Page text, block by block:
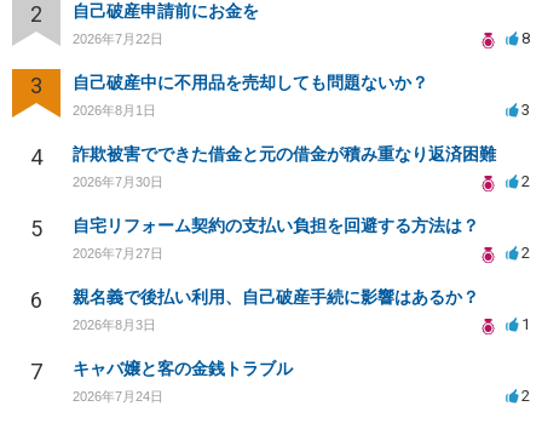
2 自己破産申請前にお金を
2026年7月22日 8
3 自己破産中に不用品を売却しても問題ないか？
2026年8月1日 3
4 詐欺被害でできた借金と元の借金が積み重なり返済困難
2026年7月30日 2
5 自宅リフォーム契約の支払い負担を回避する方法は？
2026年7月27日 2
6 親名義で後払い利用、自己破産手続に影響はあるか？
2026年8月3日 1
7 キャバ嬢と客の金銭トラブル
2026年7月24日 2